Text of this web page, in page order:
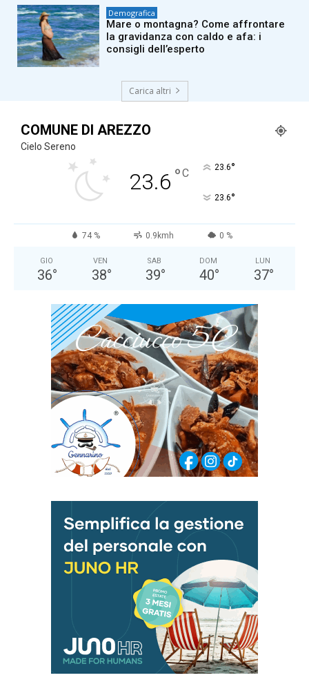
Demografica
Mare o montagna? Come affrontare
la gravidanza con caldo e afa: i
consigli dell’esperto
Carica altri
COMUNE DI AREZZO
Cielo Sereno
23.6 °C 23.6°
23.6°
74 % 0.9kmh 0 %
GIO
36°
VEN
38°
SAB
39°
DOM
40°
LUN
37°